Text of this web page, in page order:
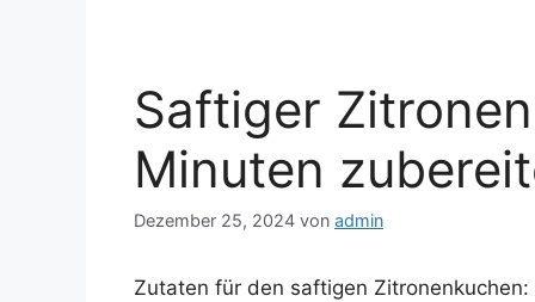
Saftiger
Minuten
Dezember 25, 2024 von admin
Zutaten für den saftigen Zitronenkuchen: